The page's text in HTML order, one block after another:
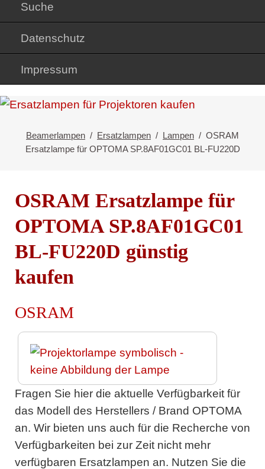
Suche
Datenschutz
Impressum
Beamerlampen Ersatzlampen Lampen
OSRAM
Ersatzlampe für OPTOMA SP.8AF01GC01 BL-FU220D
OSRAM Ersatzlampe für
OPTOMA SP.8AF01GC01
BL-FU220D günstig
kaufen
OSRAM
Fragen Sie hier die aktuelle Verfügbarkeit für
das Modell des Herstellers / Brand OPTOMA
an. Wir bieten uns auch für die Recherche von
Verfügbarkeiten bei zur Zeit nicht mehr
verfügbaren Ersatzlampen an. Nutzen Sie die